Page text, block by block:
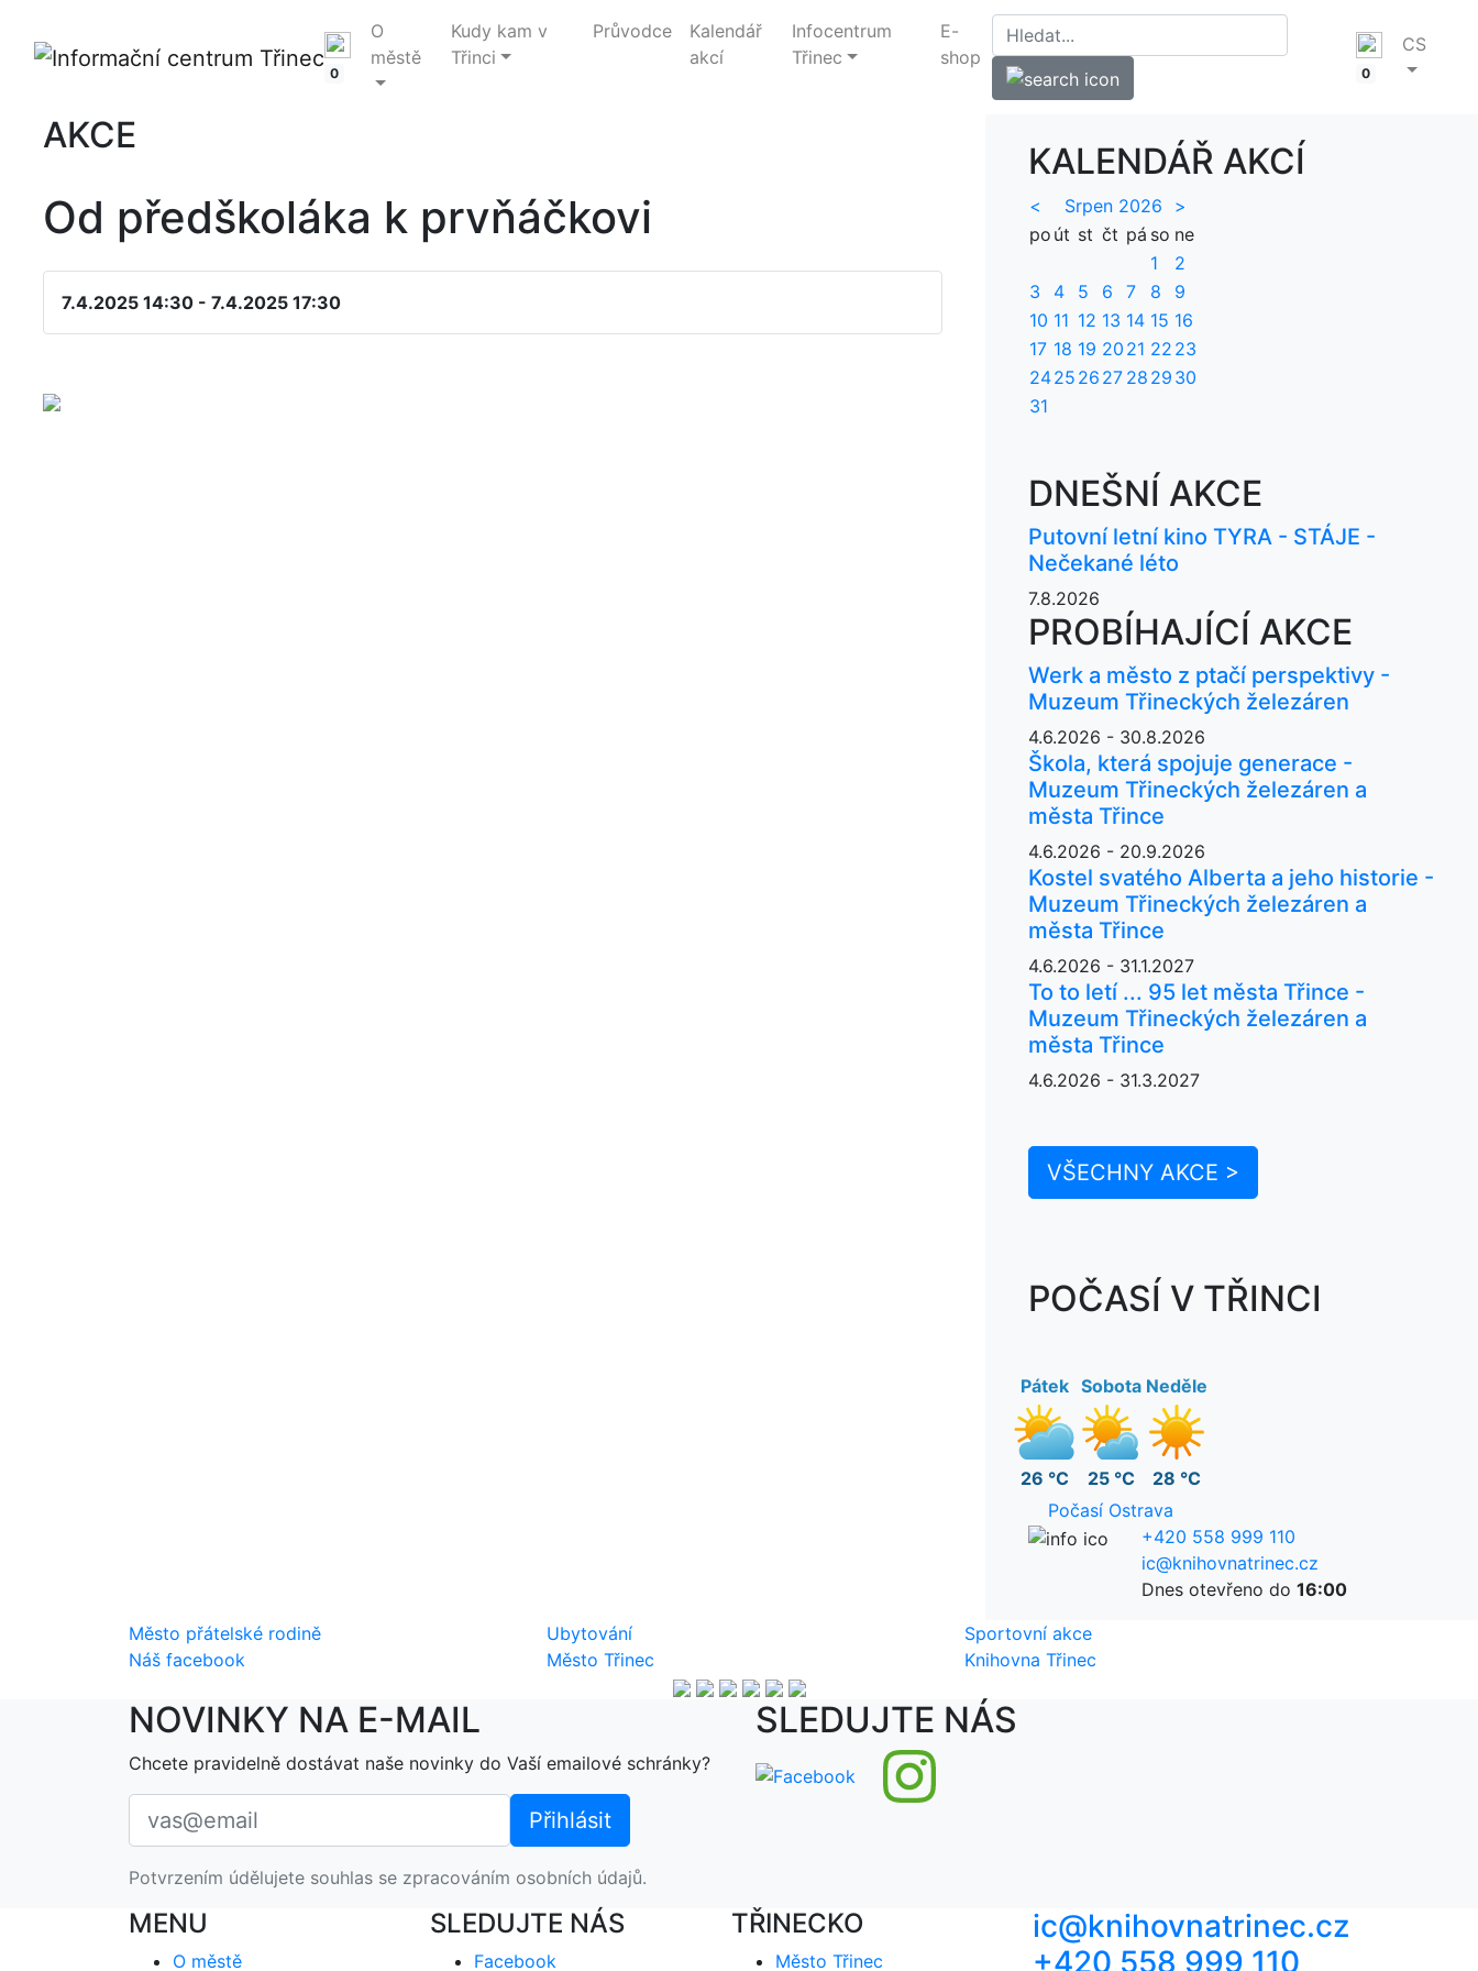
0
O
městě
Kudy kam v
Třinci
Průvodce
Kalendář
akcí
Infocentrum
Třinec
E-
shop
0
CS
AKCE
Od předškoláka k prvňáčkovi
7.4.2025 14:30 - 7.4.2025 17:30
KALENDÁŘ AKCÍ
< Srpen 2026
>
po út st čt pá so ne
1
2
3
4 5 6 7 8
9
10 11 12 13 14 15 16
17 18 19 20 21 22 23
2425 26 27 28 29 30
31
DNEŠNÍ AKCE
Putovní letní kino TYRA - STÁJE -
Nečekané léto
7.8.2026
PROBÍHAJÍCÍ AKCE
Werk a město z ptačí perspektivy -
Muzeum Třineckých železáren
4.6.2026 - 30.8.2026
Škola, která spojuje generace -
Muzeum Třineckých železáren a
města Třince
4.6.2026 - 20.9.2026
Kostel svatého Alberta a jeho historie -
Muzeum Třineckých železáren a
města Třince
4.6.2026 - 31.1.2027
To to letí ... 95 let města Třince -
Muzeum Třineckých železáren a
města Třince
4.6.2026 - 31.3.2027
VŠECHNY AKCE >
POČASÍ V TŘINCI
Pátek
26 °C
Sobota
25 °C
Neděle
28 °C
Počasí Ostrava
+420 558 999 110
ic@knihovnatrinec.cz
Dnes otevřeno do 16:00
Město přátelské rodině
Ubytování
Sportovní akce
Náš facebook
Město Třinec Knihovna Třinec
NOVINKY NA E-MAIL
Chcete pravidelně dostávat naše novinky do Vaší emailové schránky?
Potvrzením údělujete souhlas se zpracováním osobních údajů.
SLEDUJTE NÁS
MENU
O městě
SLEDUJTE NÁS
Facebook
TŘINECKO
Město Třinec
ic@knihovnatrinec.cz
+420 558 999 110